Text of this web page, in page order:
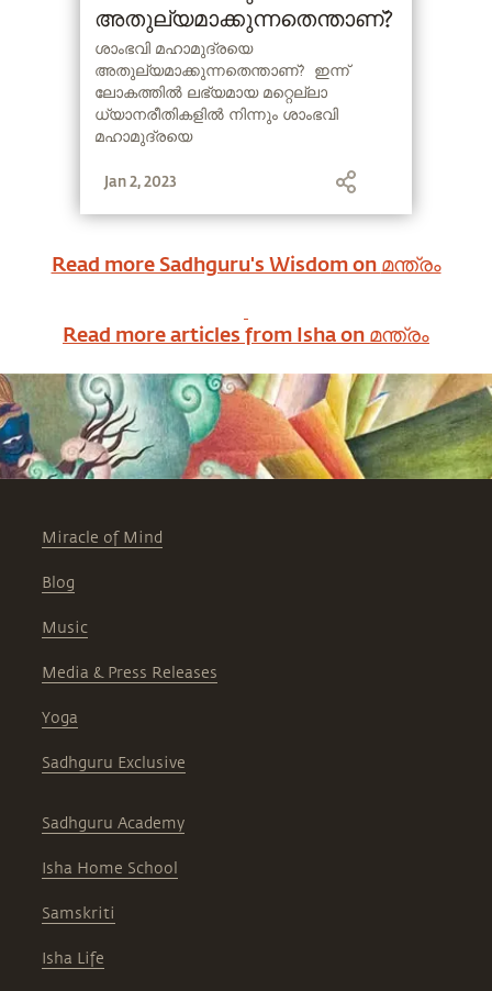
അതുല്യമാക്കുന്നതെന്താണ്?
ശാംഭവി മഹാമുദ്രയെ
അതുല്യമാക്കുന്നതെന്താണ്? ഇന്ന്
ലോകത്തിൽ ലഭ്യമായ മറ്റെല്ലാ
ധ്യാനരീതികളിൽ നിന്നും ശാംഭവി
മഹാമുദ്രയെ
ചോദ്യത്തിനോട് സദ്ഗുരു
Jan 2, 2023
Read more Sadhguru's Wisdom on മന്ത്രം
Read more articles from Isha on മന്ത്രം
Miracle of Mind
Blog
Music
Media & Press Releases
Yoga
Sadhguru Exclusive
Sadhguru Academy
Isha Home School
Samskriti
Isha Life